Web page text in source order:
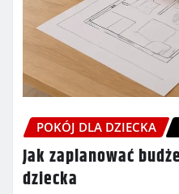
POKÓJ DLA DZIECKA
Jak zaplanować
dziecka